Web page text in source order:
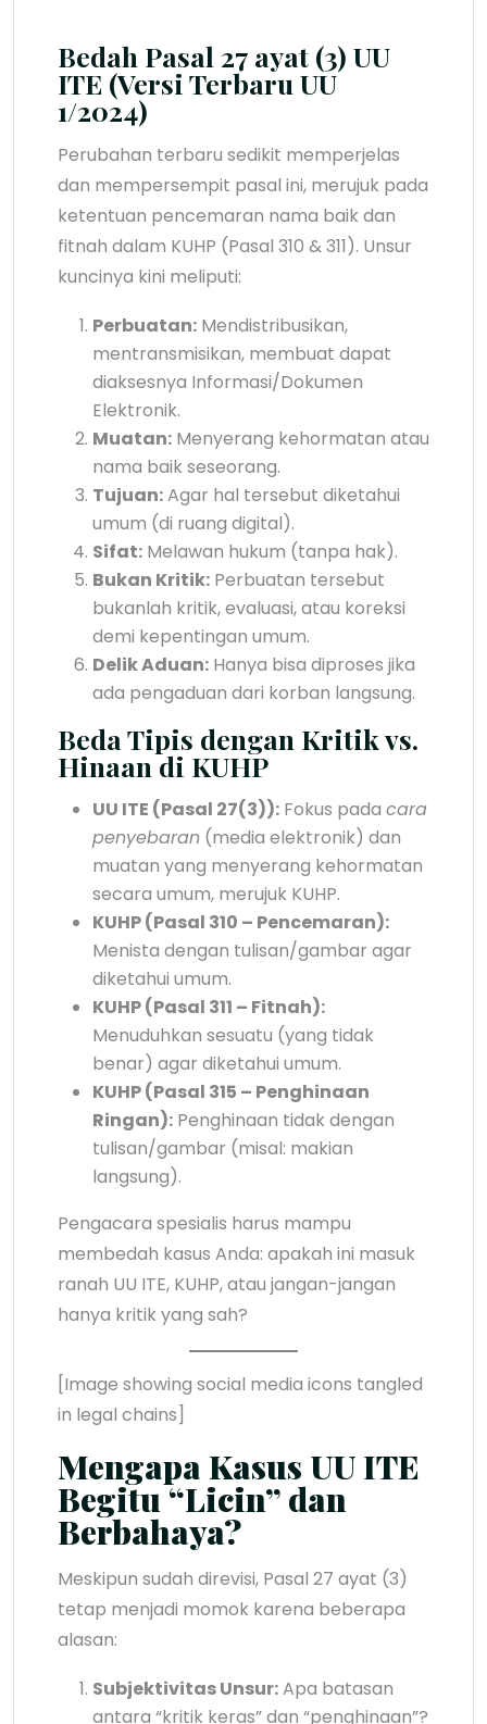
Bedah Pasal 27 ayat (3) UU
ITE (Versi Terbaru UU
1/2024)
Perubahan terbaru sedikit memperjelas
dan mempersempit pasal ini, merujuk pada
ketentuan pencemaran nama baik dan
fitnah dalam KUHP (Pasal 310 & 311). Unsur
kuncinya kini meliputi:
Perbuatan: Mendistribusikan,
mentransmisikan, membuat dapat
diaksesnya Informasi/Dokumen
Elektronik.
Muatan: Menyerang kehormatan atau
nama baik seseorang.
Tujuan:Agar hal tersebut diketahui
umum (di ruang digital).
Sifat: Melawan hukum (tanpa hak).
Bukan Kritik: Perbuatan tersebut
bukanlah kritik, evaluasi, atau koreksi
demi kepentingan umum.
Delik Aduan: Hanya bisa diproses jika
ada pengaduan dari korban langsung.
Beda Tipis dengan Kritik vs.
Hinaan di KUHP
UU ITE (Pasal 27(3)): Fokus pada cara
penyebaran (media elektronik) dan
muatan yang menyerang kehormatan
secara umum, merujuk KUHP.
KUHP (Pasal 310 – Pencemaran):
Menista dengan tulisan/gambar agar
diketahui umum.
KUHP (Pasal 311 – Fitnah):
Menuduhkan sesuatu (yang tidak
benar) agar diketahui umum.
KUHP (Pasal 315 – Penghinaan
Ringan): Penghinaan tidak dengan
tulisan/gambar (misal: makian
langsung).
Pengacara spesialis harus mampu
membedah kasus Anda: apakah ini masuk
ranah UU ITE, KUHP, atau jangan-jangan
hanya kritik yang sah?
[Image showing social media icons tangled
in legal chains]
Mengapa Kasus UU ITE
Begitu “Licin” dan
Berbahaya?
Meskipun sudah direvisi, Pasal 27 ayat (3)
tetap menjadi momok karena beberapa
alasan:
Subjektivitas Unsur:Apa batasan
antara “kritik keras” dan “penghinaan”?